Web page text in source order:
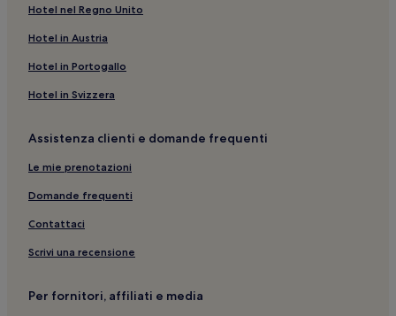
Burgsteinfurt: hotel
Häger: hotel
Stazione di Lutum: hotel nelle vicinanze
Stazione di Münster-Häger: hotel nelle vicinanze
Havixbeck: hotel
Muenster: Hotel con palestra
Stazione di Havixbeck: hotel nelle vicinanze
Muenster: Hotel con colazione gratuita
Ahaus: Hotel con parcheggio
Osterwick: hotel
Hotel nel Regno Unito
Hotel in Austria
Hotel in Portogallo
Hotel in Svizzera
Assistenza clienti e domande frequenti
Le mie prenotazioni
Domande frequenti
Contattaci
Scrivi una recensione
Per fornitori, affiliati e media